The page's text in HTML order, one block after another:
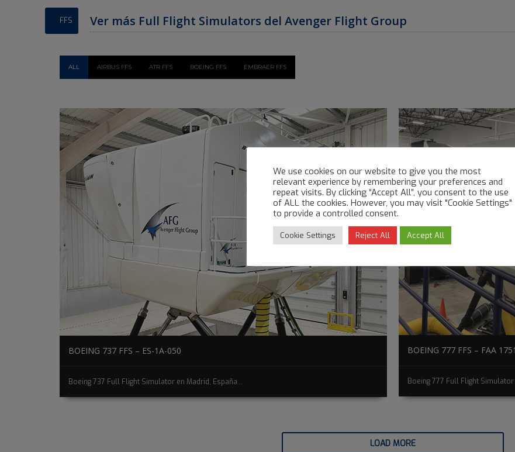
FFS Ver más Full Flight Simulators del Avenger Flight Group
ALL AIRBUS FFS ATR FFS BOEING FFS EMBRAER FFS
BOEING 737 FFS – ES-1A-050
Boeing 737 Full Flight Simulator en Madrid, España...
BOEING 777 FFS – FAA 1751
Boeing 777 Full Flight Simulator
LOAD MORE
We use cookies on our website to give you the most
relevant experience by remembering your preferences and
repeat visits. By clicking “Accept All”, you consent to the use
of ALL the cookies. However, you may visit "Cookie Settings"
to provide a controlled consent.
Cookie Settings Reject All Accept All